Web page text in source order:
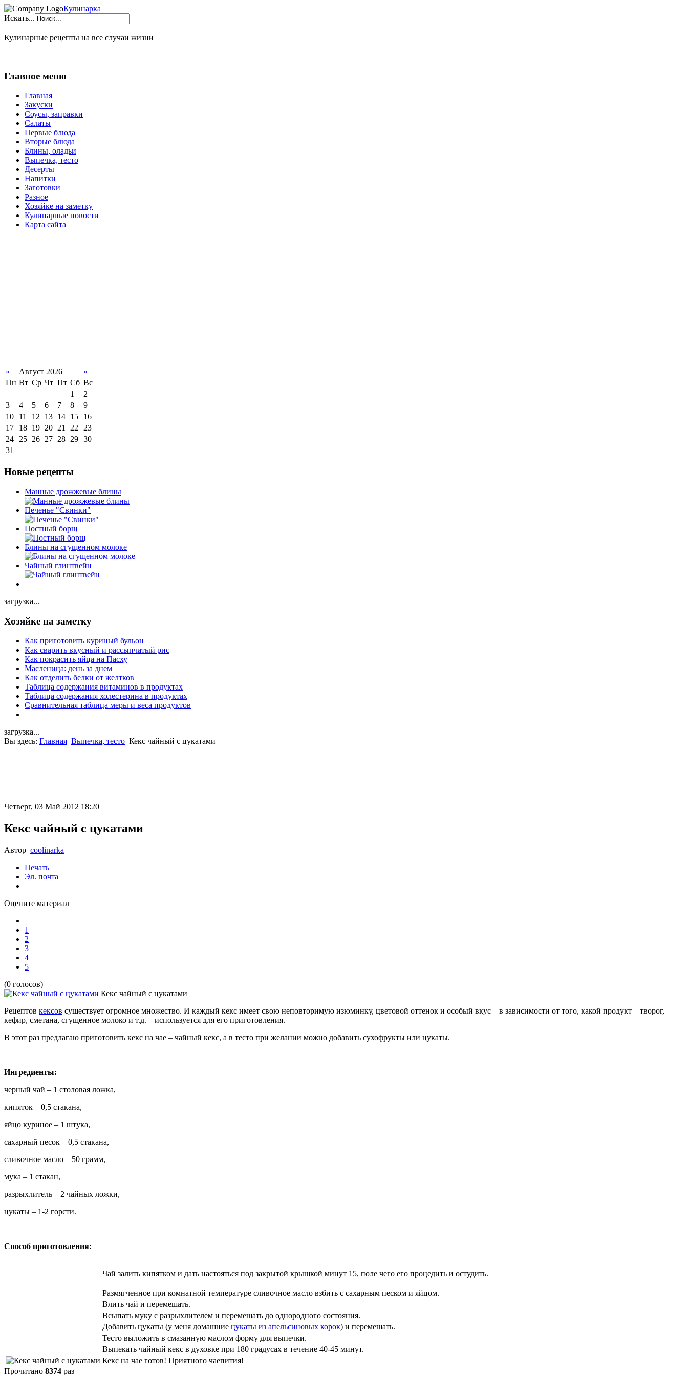
Кулинарка
Искать...
Кулинарные рецепты на все случаи жизни
Главное меню
Главная
Закуски
Соусы, заправки
Салаты
Первые блюда
Вторые блюда
Блины, оладьи
Выпечка, тесто
Десерты
Напитки
Заготовки
Разное
Хозяйке на заметку
Кулинарные новости
Карта сайта
« Август 2026
»
Пн Вт Ср Чт Пт Сб Вс
1
2
3
4 5 6 7 8
9
10
11 12 13 14 15
16
17
18 19 20 21 22 23
24 25 26 27 28 29 30
31
Новые рецепты
Манные дрожжевые блины
Печенье "Свинки"
Постный борщ
Блины на сгущенном молоке
Чайный глинтвейн
загрузка...
Хозяйке на заметку
Как приготовить куриный бульон
Как сварить вкусный и рассыпчатый рис
Как покрасить яйца на Пасху
Масленица: день за днем
Как отделить белки от желтков
Таблица содержания витаминов в продуктах
Таблица содержания холестерина в продуктах
Сравнительная таблица меры и веса продуктов
загрузка...
Вы здесь: Главная Выпечка, тесто Кекс чайный с цукатами
Четверг, 03 Май 2012 18:20
Кекс чайный с цукатами
Автор coolinarka
Печать
Эл. почта
Оцените материал
1
2
3
4
5
(0 голосов)
Кекс чайный с цукатами
Рецептов кексов существует огромное множество. И каждый кекс имеет свою неповторимую изюминку, цветовой оттенок и особый вкус – в зависимости от того, какой продукт – творог,
кефир, сметана, сгущенное молоко и т.д. – используется для его приготовления.
В этот раз предлагаю приготовить кекс на чае – чайный кекс, а в тесто при желании можно добавить сухофрукты или цукаты.
Ингредиенты:
черный чай – 1 столовая ложка,
кипяток – 0,5 стакана,
яйцо куриное – 1 штука,
сахарный песок – 0,5 стакана,
сливочное масло – 50 грамм,
мука – 1 стакан,
разрыхлитель – 2 чайных ложки,
цукаты – 1-2 горсти.
Способ приготовления:
Чай залить кипятком и дать настояться под закрытой крышкой минут 15, поле чего его процедить и остудить.
Размягченное при комнатной температуре сливочное масло взбить с сахарным песком и яйцом.
Влить чай и перемешать.
Всыпать муку с разрыхлителем и перемешать до однородного состояния.
Добавить цукаты (у меня домашние цукаты из апельсиновых корок) и перемешать.
Тесто выложить в смазанную маслом форму для выпечки.
Выпекать чайный кекс в духовке при 180 градусах в течение 40-45 минут.
Кекс на чае готов! Приятного чаепития!
Прочитано 8374 раз